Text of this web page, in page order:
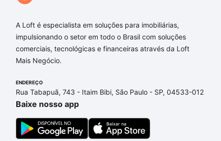
Higienópolis, São Paulo, SP?
Aqui na Loft temos a oferta ideal para você, com
Imóveis à venda em piaui - Higienópolis, São Paulo,
SP que custam a partir de R$ 0 e com nossas
opções de financiamento imobiliário as parcelas
alguma dúvida dos custos envolvidos no processo
de compra, veja em nosso portal quanto custa
comprar um apartamento
comprar o imóvel dos seus sonhos com segurança e
conforto. Loft, com você até as chaves.
A Loft é especialista em soluções para imobiliárias,
impulsionando o setor em todo o Brasil com soluções
comerciais, tecnológicas e financeiras através da Loft
Mais Negócio.
ENDEREÇO
Rua Tabapuã, 743 - Itaim Bibi, São Paulo - SP, 04533-012
Baixe nosso app